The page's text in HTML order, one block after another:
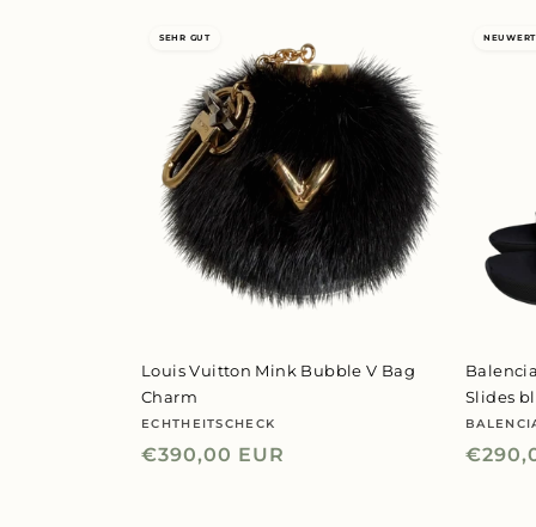
SEHR GUT
Louis Vuitton Mink Bubble V Bag
Charm
Anbieter:
ECHTHEITSCHECK
Normaler
€390,00 EUR
Slides